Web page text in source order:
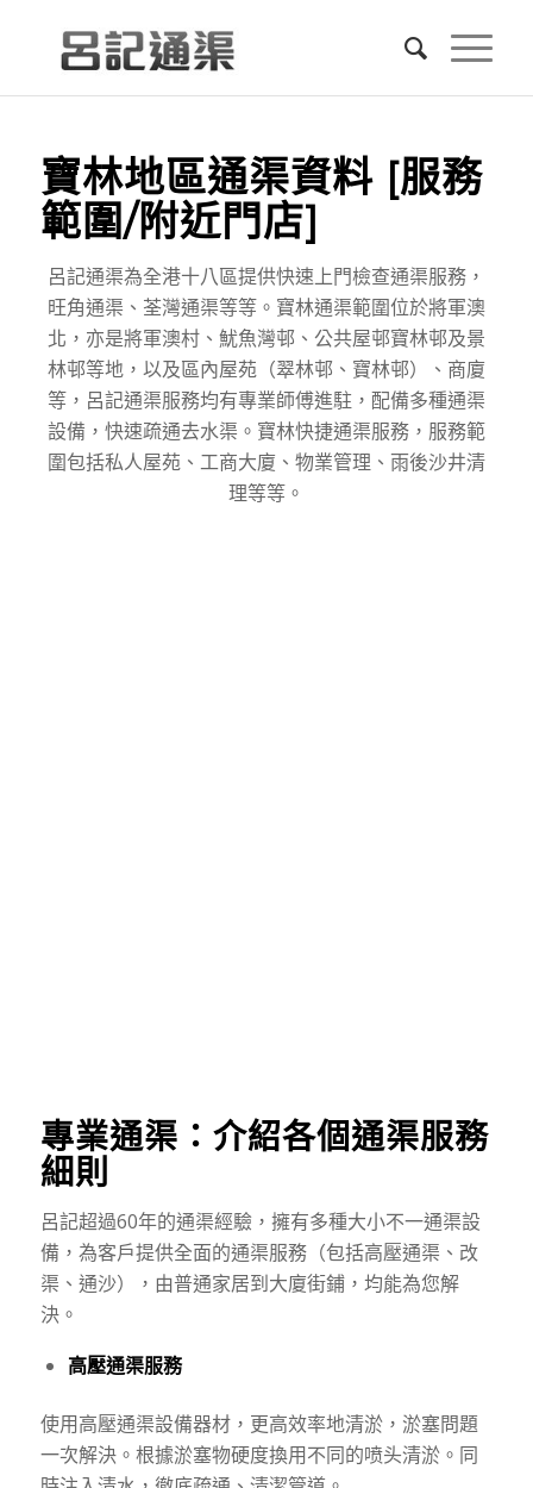
寶林地區通渠資料 [服務
範圍/附近門店]
呂記通渠為全港十八區提供快速上門檢查通渠服務，
旺角通渠、荃灣通渠等等。寶林通渠範圍位於將軍澳
北，亦是將軍澳村、魷魚灣邨、公共屋邨寶林邨及景
林邨等地，以及區內屋苑（翠林邨、寶林邨）、商廈
等，呂記通渠服務均有專業師傅進駐，配備多種通渠
設備，快速疏通去水渠。寶林快捷通渠服務，服務範
圍包括私人屋苑、工商大廈、物業管理、雨後沙井清
理等等。
專業通渠：介紹各個通渠服務
細則
呂記超過60年的通渠經驗，擁有多種大小不一通渠設
備，為客戶提供全面的通渠服務（包括高壓通渠、改
渠、通沙），由普通家居到大廈街鋪，均能為您解
決。
高壓通渠服務
使用高壓通渠設備器材，更高效率地清淤，淤塞問題
一次解決。根據淤塞物硬度換用不同的喷头清淤。同